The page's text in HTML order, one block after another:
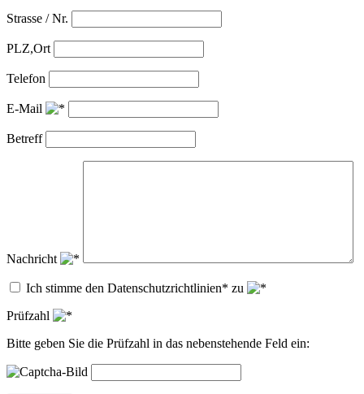
Strasse / Nr.
PLZ,Ort
Telefon
E-Mail
Betreff
Nachricht
Ich stimme den Datenschutzrichtlinien* zu
Prüfzahl
Bitte geben Sie die Prüfzahl in das nebenstehende Feld ein: